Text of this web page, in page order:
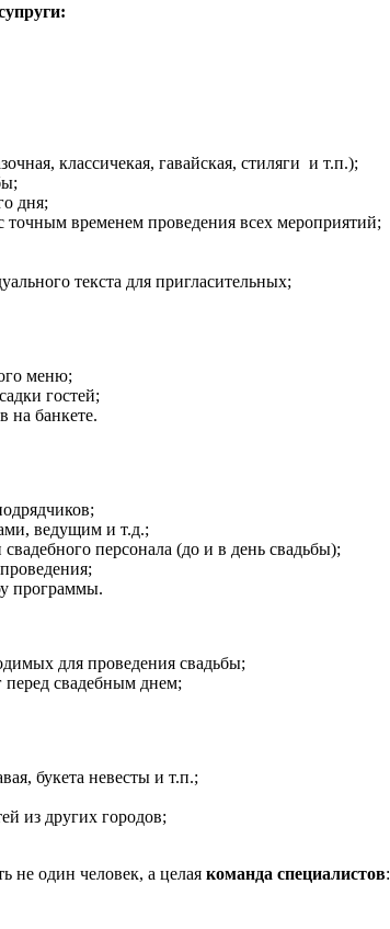
классичекая, гавайская, стиляги и т.п.);
дня;
точным временем проведения всех мероприятий;
текста для пригласительных;
меню;
гостей;
на банкете.
ведущим и т.д.;
персонала (до и в день свадьбы);
программы.
для проведения свадьбы;
перед свадебным днем;
букета невесты и т.п.;
из других городов;
не один человек, а целая команда специалистов: